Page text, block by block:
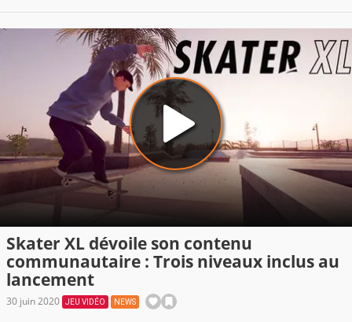
Skater XL dévoile son contenu
communautaire : Trois niveaux inclus au
lancement
30 juin 2020 JEU VIDÉO NEWS